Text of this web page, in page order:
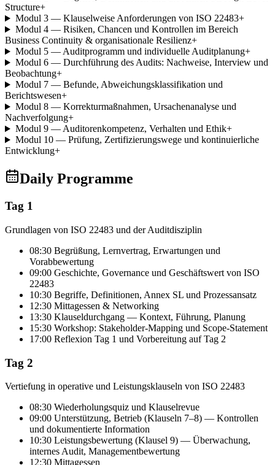
Structure+
Modul 3 — Klauselweise Anforderungen von ISO 22483+
Modul 4 — Risiken, Chancen und Kontrollen im Bereich
Business Continuity & organisationale Resilienz+
Modul 5 — Auditprogramm und individuelle Auditplanung+
Modul 6 — Durchführung des Audits: Nachweise, Interview und
Beobachtung+
Modul 7 — Befunde, Abweichungsklassifikation und
Berichtswesen+
Modul 8 — Korrekturmaßnahmen, Ursachenanalyse und
Nachverfolgung+
Modul 9 — Auditorenkompetenz, Verhalten und Ethik+
Modul 10 — Prüfung, Zertifizierungswege und kontinuierliche
Entwicklung+
Daily Programme
Tag 1
Grundlagen von ISO 22483 und der Auditdisziplin
08:30 Begrüßung, Lernvertrag, Erwartungen und
Vorabbewertung
09:00 Geschichte, Governance und Geschäftswert von ISO
22483
10:30 Begriffe, Definitionen, Annex SL und Prozessansatz
12:30 Mittagessen & Networking
13:30 Klauseldurchgang — Kontext, Führung, Planung
15:30 Workshop: Stakeholder-Mapping und Scope-Statement
17:00 Reflexion Tag 1 und Vorbereitung auf Tag 2
Tag 2
Vertiefung in operative und Leistungsklauseln von ISO 22483
08:30 Wiederholungsquiz und Klauselrevue
09:00 Unterstützung, Betrieb (Klauseln 7–8) — Kontrollen
und dokumentierte Information
10:30 Leistungsbewertung (Klausel 9) — Überwachung,
internes Audit, Managementbewertung
12:30 Mittagessen